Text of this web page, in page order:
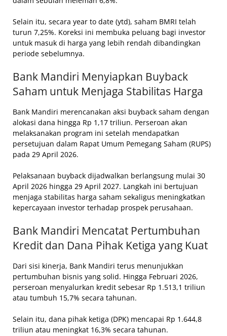
Selain itu, secara year to date (ytd), saham BMRI telah
turun 7,25%. Koreksi ini membuka peluang bagi investor
untuk masuk di harga yang lebih rendah dibandingkan
periode sebelumnya.
Bank Mandiri Menyiapkan Buyback
Saham untuk Menjaga Stabilitas Harga
Bank Mandiri merencanakan aksi buyback saham dengan
alokasi dana hingga Rp 1,17 triliun. Perseroan akan
melaksanakan program ini setelah mendapatkan
persetujuan dalam Rapat Umum Pemegang Saham (RUPS)
pada 29 April 2026.
Pelaksanaan buyback dijadwalkan berlangsung mulai 30
April 2026 hingga 29 April 2027. Langkah ini bertujuan
menjaga stabilitas harga saham sekaligus meningkatkan
kepercayaan investor terhadap prospek perusahaan.
Bank Mandiri Mencatat Pertumbuhan
Kredit dan Dana Pihak Ketiga yang Kuat
Dari sisi kinerja, Bank Mandiri terus menunjukkan
pertumbuhan bisnis yang solid. Hingga Februari 2026,
perseroan menyalurkan kredit sebesar Rp 1.513,1 triliun
atau tumbuh 15,7% secara tahunan.
Selain itu, dana pihak ketiga (DPK) mencapai Rp 1.644,8
triliun atau meningkat 16,3% secara tahunan.